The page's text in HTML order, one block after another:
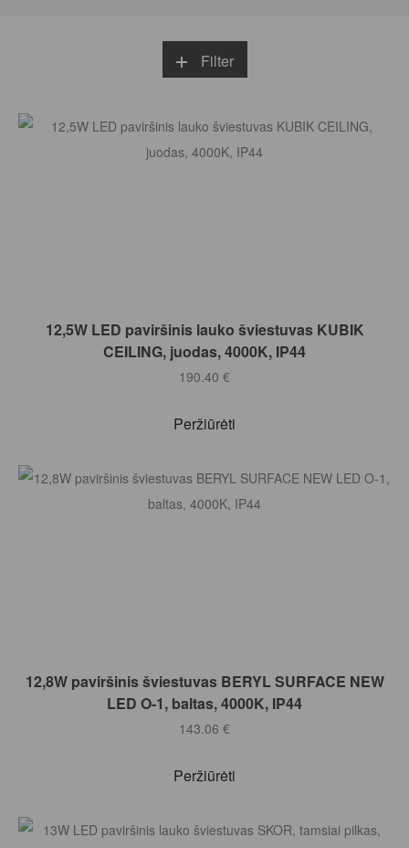
Filter
Į KREPŠELĮ
12,5W LED paviršinis lauko šviestuvas KUBIK
CEILING, juodas, 4000K, IP44
190.40 €
Peržiūrėti
Į KREPŠELĮ
12,8W paviršinis šviestuvas BERYL SURFACE NEW
LED O-1, baltas, 4000K, IP44
143.06 €
Peržiūrėti